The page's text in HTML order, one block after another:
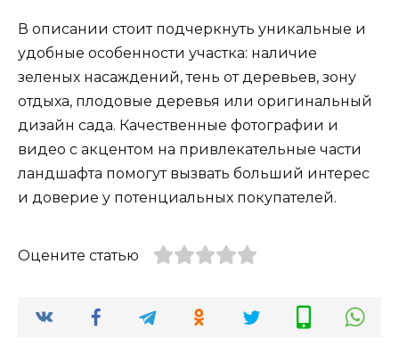
В описании стоит подчеркнуть уникальные и
удобные особенности участка: наличие
зеленых насаждений, тень от деревьев, зону
отдыха, плодовые деревья или оригинальный
дизайн сада. Качественные фотографии и
видео с акцентом на привлекательные части
ландшафта помогут вызвать больший интерес
и доверие у потенциальных покупателей.
Оцените статью